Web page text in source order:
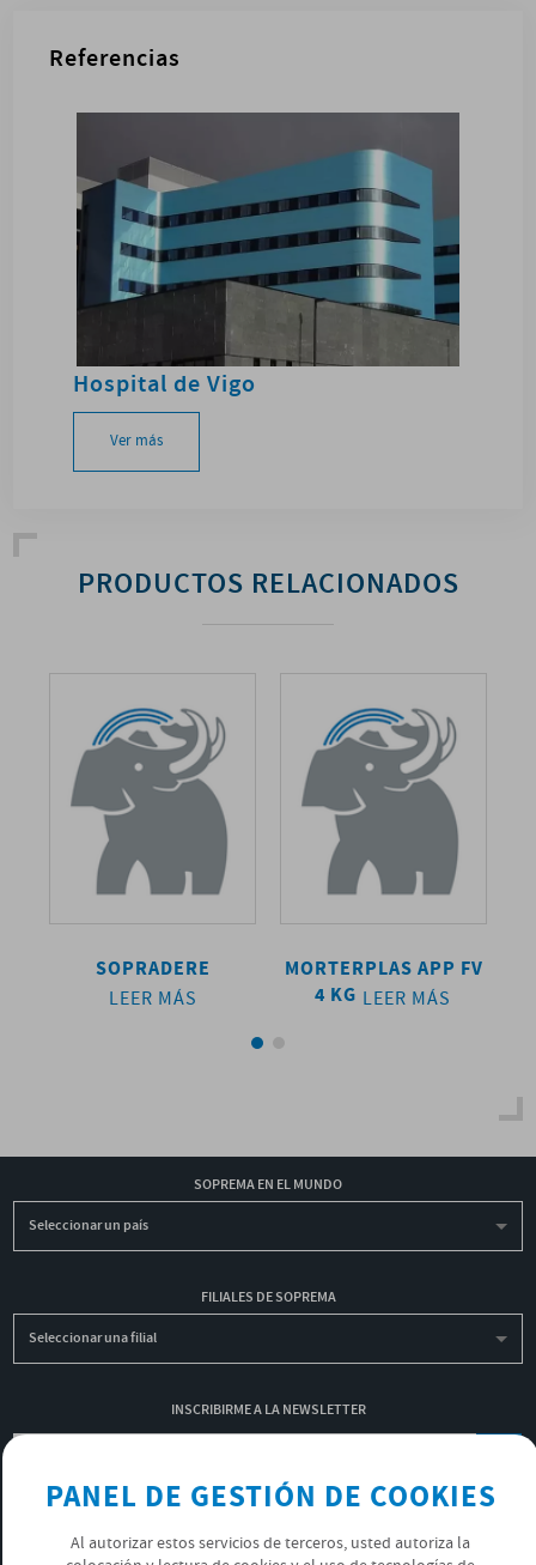
Referencias
Hospital de Vigo
Ver más
PRODUCTOS RELACIONADOS
SOPRADERE
LEER MÁS
MORTERPLAS APP FV
4 KG LEER MÁS
SOPREMA EN EL MUNDO
Seleccionar un país
FILIALES DE SOPREMA
Seleccionar una filial
INSCRIBIRME A LA NEWSLETTER
POLÍTICA DE PRIVACIDAD
PANEL DE GESTIÓN DE COOKIES
Al autorizar estos servicios de terceros, usted autoriza la